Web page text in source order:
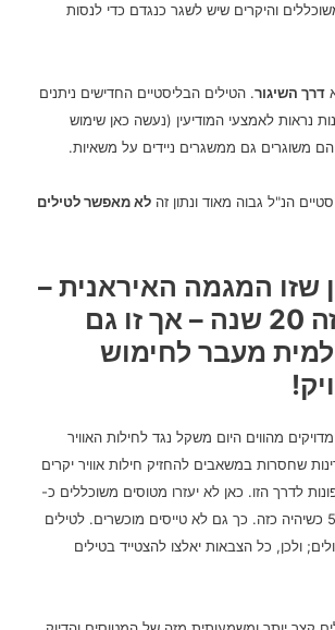
והיקרים שיש לשגר כנגדם כדי לנסות
דרך השיגור. הטילים הבליסטיים החדישים ניתנים
נראות לאמצעי המודיעין (נעשה כאן שימוש
משוגרים גם ממשגרים ניידים על משאיות.
הנ"ל גבוה מאוד ונתון זה לא מאפשר לטילים
שזו המגמה האיראנית –
שנמשכת זה 20 שנה – אך זו גם
מעבר לחימוש
מהווים היום משקל נגד לחילות האוויר
שחסרות במשאבים להחזיק חילות אוויר יקרים
לדרך הזו. כאן לא יעזרו מטוסים משוכללים כ-
כך גם לא טייסים מוכשרים. לטילים
ולכן, כל הצבאות יאלצו להצטייד בטילים